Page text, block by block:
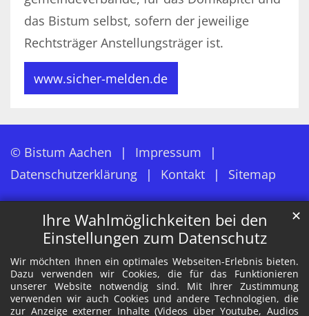
Ihre Wahlmöglichkeiten bei den
Einstellungen zum Datenschutz
Wir möchten Ihnen ein optimales Webseiten-Erlebnis bieten.
Dazu verwenden wir Cookies, die für das Funktionieren
unserer Website notwendig sind. Mit Ihrer Zustimmung
verwenden wir auch Cookies und andere Technologien, die
zur Anzeige externer Inhalte (Videos über Youtube, Audios
✕
das Bistum selbst, sofern der jeweilige
Rechtsträger Anstellungsträger ist.
www.sicher-melden.de
© Bistum Aachen
Impressum
Datenschutzerklärung
Kontakt Sitemap